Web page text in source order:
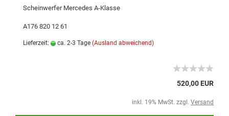
Scheinwerfer Mercedes A-Klasse
A176 820 12 61
Lieferzeit: ca. 2-3 Tage (Ausland abweichend)
520,00 EUR
inkl. 19% MwSt. zzgl. Versand